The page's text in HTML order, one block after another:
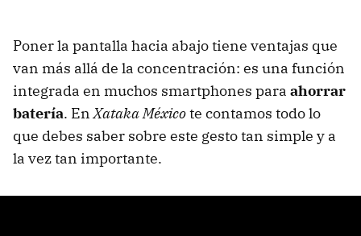
Poner la pantalla hacia abajo tiene ventajas que
van más allá de la concentración: es una función
integrada en muchos smartphones para ahorrar
batería. EnXataka Méxicote contamos todo lo
que debes saber sobre este gesto tan simple y a
la vez tan importante.